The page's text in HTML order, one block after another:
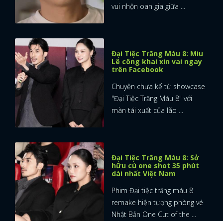
vui nhộn oan gia giữa ...
Đại Tiệc Trăng Máu 8: Miu
Lê công khai xin vai ngay
trên Facebook
Chuyện chưa kể từ showcase
"Đại Tiệc Trăng Máu 8" với
màn tái xuất của lão ...
Đại Tiệc Trăng Máu 8: Sở
hữu cú one shot 35 phút
dài nhất Việt Nam
Phim Đại tiệc trăng máu 8
remake hiện tượng phòng vé
Nhật Bản One Cut of the ...